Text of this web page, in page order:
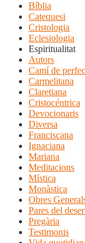
Bíblia
Catequesi
Cristologia
Eclesiologia
Espiritualitat
Autors
Camí de
Carmelitana
Claretiana
Cristocéntrica
Devocionaris
Diversa
Franciscana
Ignaciana
Mariana
Meditacions
Mística
Monàstica
Obres
Pares del
Pregària
Testimonis